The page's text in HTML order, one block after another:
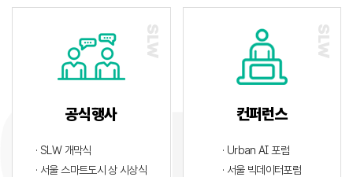
공식행사
· SLW 개막식
· 서울 스마트도시 상 시상식
컨퍼런스
· Urban AI 포럼
· 서울 빅데이터포럼